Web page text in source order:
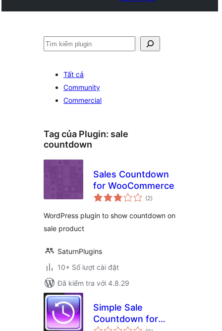
Tìm
Tất cả
Community
Commercial
Tag của Plugin: sale
countdown
Sales Countdown
for WooCommerce
(2tổng
đánh
)
WordPress plugin to show countdown on
sale product
SaturnPlugins
10+ Số lượt cài đặt
Đã kiểm tra với 4.8.29
Simple Sale
Countdown for
tổng